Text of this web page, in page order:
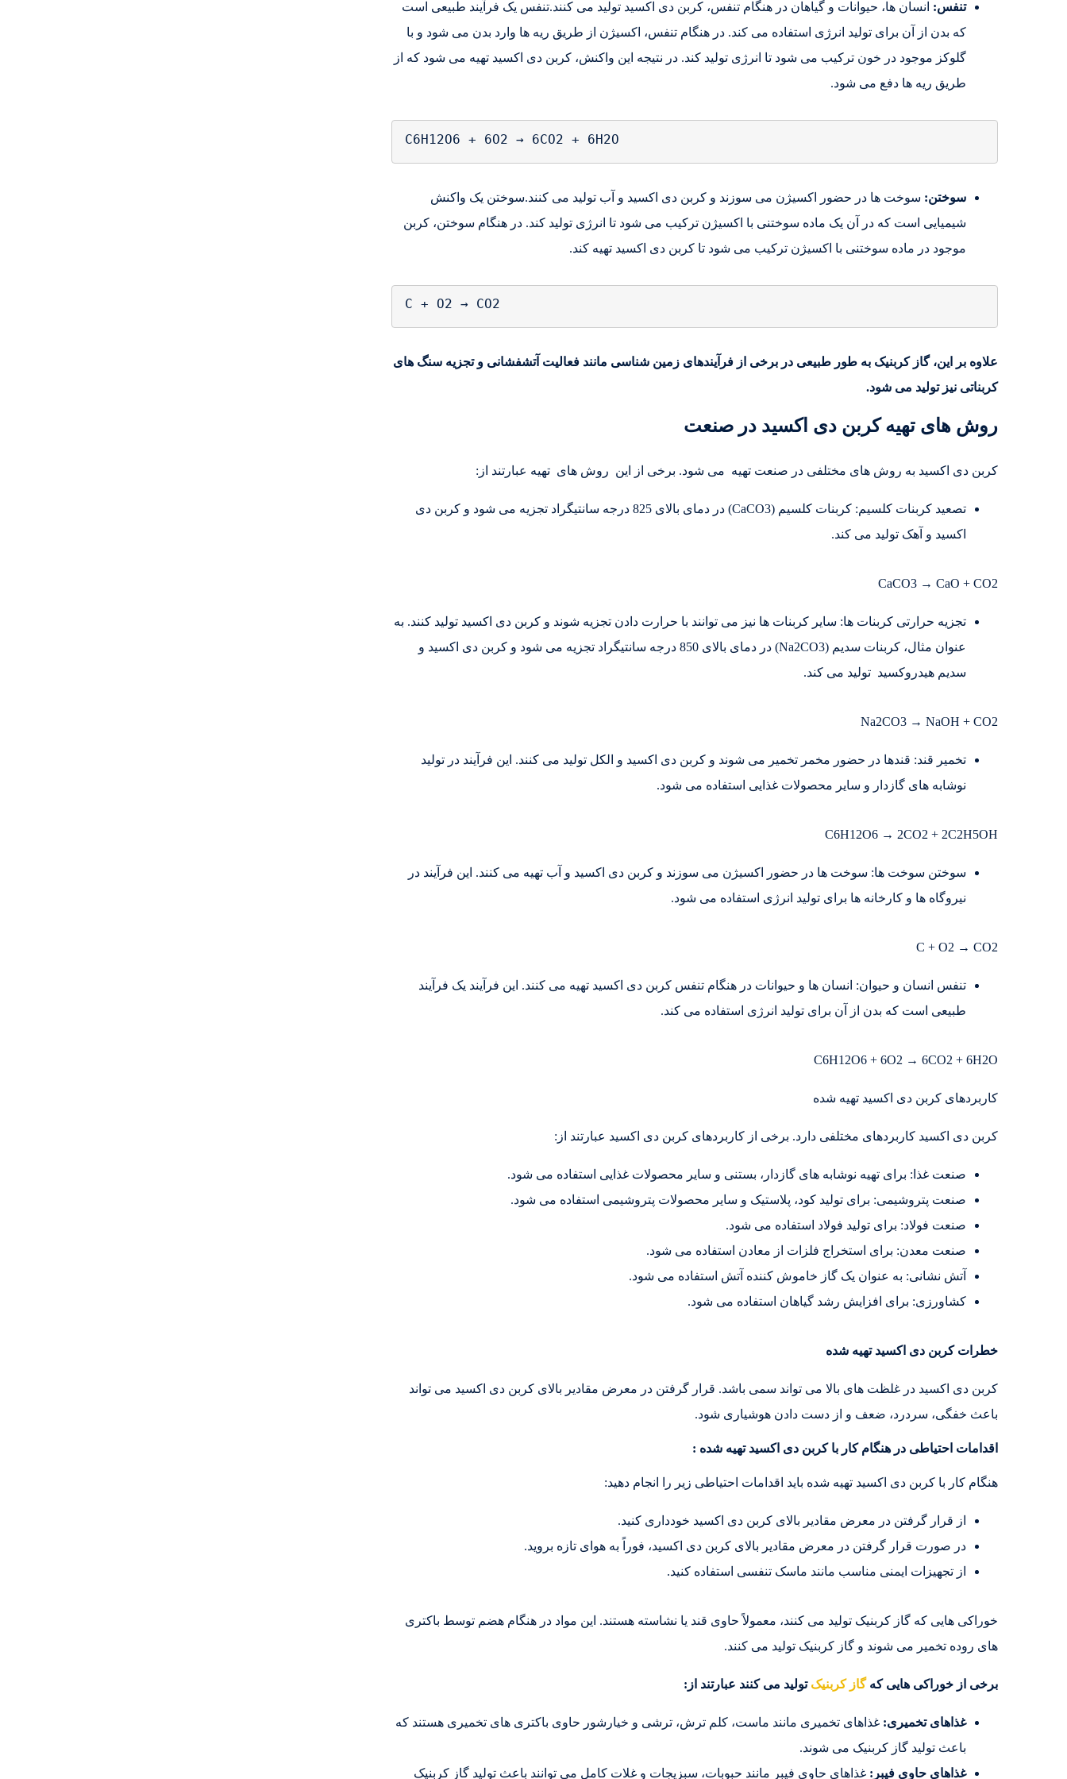
تنفس: انسان ها، حیوانات و گیاهان در هنگام تنفس، کربن دی اکسید تولید می کنند.تنفس یک فرآیند طبیعی است
که بدن از آن برای تولید انرژی استفاده می کند. در هنگام تنفس، اکسیژن از طریق ریه ها وارد بدن می شود و با
گلوکز موجود در خون ترکیب می شود تا انرژی تولید کند. در نتیجه این واکنش، کربن دی اکسید تهیه می شود که از
طریق ریه ها دفع می شود.
سوختن: سوخت ها در حضور اکسیژن می سوزند و کربن دی اکسید و آب تولید می کنند.سوختن یک واکنش
شیمیایی است که در آن یک ماده سوختنی با اکسیژن ترکیب می شود تا انرژی تولید کند. در هنگام سوختن، کربن
موجود در ماده سوختنی با اکسیژن ترکیب می شود تا کربن دی اکسید تهیه کند.
علاوه بر این، گاز کربنیک به طور طبیعی در برخی از فرآیندهای زمین شناسی مانند فعالیت آتشفشانی و تجزیه سنگ های
کربناتی نیز تولید می شود.
روش های تهیه کربن دی اکسید در صنعت
کربن دی اکسید به روش های مختلفی در صنعت تهیه می شود. برخی از این روش های تهیه عبارتند از:
تصعید کربنات کلسیم: کربنات کلسیم (CaCO3) در دمای بالای 825 درجه سانتیگراد تجزیه می شود و کربن دی
اکسید و آهک تولید می کند.
CaCO3 → CaO + CO2
تجزیه حرارتی کربنات ها: سایر کربنات ها نیز می توانند با حرارت دادن تجزیه شوند و کربن دی اکسید تولید کنند. به
عنوان مثال، کربنات سدیم (Na2CO3) در دمای بالای 850 درجه سانتیگراد تجزیه می شود و کربن دی اکسید و
سدیم هیدروکسید تولید می کند.
Na2CO3 → NaOH + CO2
تخمیر قند: قندها در حضور مخمر تخمیر می شوند و کربن دی اکسید و الکل تولید می کنند. این فرآیند در تولید
نوشابه های گازدار و سایر محصولات غذایی استفاده می شود.
C6H12O6 → 2CO2 + 2C2H5OH
سوختن سوخت ها: سوخت ها در حضور اکسیژن می سوزند و کربن دی اکسید و آب تهیه می کنند. این فرآیند در
نیروگاه ها و کارخانه ها برای تولید انرژی استفاده می شود.
C + O2 → CO2
تنفس انسان و حیوان: انسان ها و حیوانات در هنگام تنفس کربن دی اکسید تهیه می کنند. این فرآیند یک فرآیند
طبیعی است که بدن از آن برای تولید انرژی استفاده می کند.
C6H12O6 + 6O2 → 6CO2 + 6H2O
کاربردهای کربن دی اکسید تهیه شده
کربن دی اکسید کاربردهای مختلفی دارد. برخی از کاربردهای کربن دی اکسید عبارتند از:
صنعت غذا: برای تهیه نوشابه های گازدار، بستنی و سایر محصولات غذایی استفاده می شود.
صنعت پتروشیمی: برای تولید کود، پلاستیک و سایر محصولات پتروشیمی استفاده می شود.
صنعت فولاد: برای تولید فولاد استفاده می شود.
صنعت معدن: برای استخراج فلزات از معادن استفاده می شود.
آتش نشانی: به عنوان یک گاز خاموش کننده آتش استفاده می شود.
کشاورزی: برای افزایش رشد گیاهان استفاده می شود.
خطرات کربن دی اکسید تهیه شده
کربن دی اکسید در غلظت های بالا می تواند سمی باشد. قرار گرفتن در معرض مقادیر بالای کربن دی اکسید می تواند
باعث خفگی، سردرد، ضعف و از دست دادن هوشیاری شود.
اقدامات احتیاطی در هنگام کار با کربن دی اکسید تهیه شده :
هنگام کار با کربن دی اکسید تهیه شده باید اقدامات احتیاطی زیر را انجام دهید:
از قرار گرفتن در معرض مقادیر بالای کربن دی اکسید خودداری کنید.
در صورت قرار گرفتن در معرض مقادیر بالای کربن دی اکسید، فوراً به هوای تازه بروید.
از تجهیزات ایمنی مناسب مانند ماسک تنفسی استفاده کنید.
خوراکی هایی که گاز کربنیک تولید می کنند، معمولاً حاوی قند یا نشاسته هستند. این مواد در هنگام هضم توسط باکتری
های روده تخمیر می شوند و گاز کربنیک تولید می کنند.
برخی از خوراکی هایی کهگاز کربنیک تولید می کنند عبارتند از:
غذاهای تخمیری: غذاهای تخمیری مانند ماست، کلم ترش، ترشی و خیارشور حاوی باکتری های تخمیری هستند که
باعث تولید گاز کربنیک می شوند.
غذاهای حاوی فیبر: غذاهای حاوی فیبر مانند حبوبات، سبزیجات و غلات کامل می توانند باعث تولید گاز کربنیک